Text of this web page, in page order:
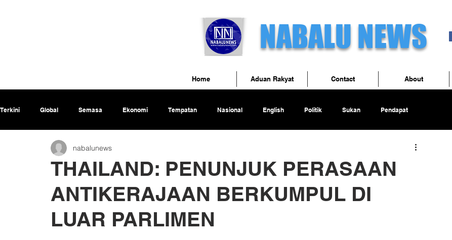
NABALU NEWS
Terkini Global Semasa Ekonomi Tempatan Nasional English Politik Sukan Pendapat
THAILAND: PENUNJUK PERASAAN
ANTIKERAJAAN BERKUMPUL DI
LUAR PARLIMEN
nabalunews
Home Aduan Rakyat Contact About